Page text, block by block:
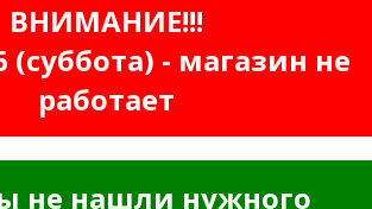
ВНИМАНИЕ!!!
(суббота) - магазин не
работает
не нашли нужного